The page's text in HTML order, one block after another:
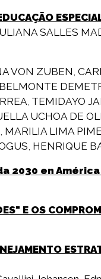
SALLES
VON ZUBEN,
, TEMIDAYO
UCHOA DE
, MARILIA LIMA
, HENRIQUE
2030 en
E OS